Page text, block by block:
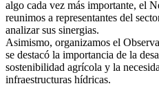
algo cada vez más importante, el
reunimos a representantes del
analizar sus sinergias.
Asimismo, organizamos el
se destacó la importancia de la
sostenibilidad agrícola y la
infraestructuras hídricas.